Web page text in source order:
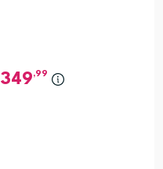
349,99